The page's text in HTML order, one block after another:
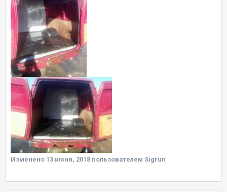
Изменено 13 июня, 2018 пользователем Sigrun